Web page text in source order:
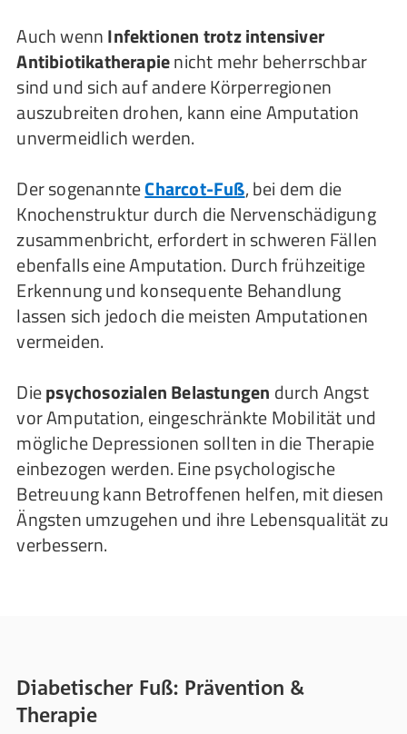
Auch wennInfektionen trotz intensiver
Antibiotikatherapienicht mehr beherrschbar
sind und sich auf andere Körperregionen
auszubreiten drohen, kann eine Amputation
unvermeidlich werden.
Der sogenannteCharcot-Fuß, bei dem die
Knochenstruktur durch die Nervenschädigung
zusammenbricht, erfordert in schweren Fällen
ebenfalls eine Amputation. Durch frühzeitige
Erkennung und konsequente Behandlung
lassen sich jedoch die meisten Amputationen
vermeiden.
Diepsychosozialen Belastungen durch Angst
vor Amputation, eingeschränkte Mobilität und
mögliche Depressionen sollten in die Therapie
einbezogen werden. Eine psychologische
Betreuung kann Betroffenen helfen, mit diesen
Ängsten umzugehen und ihre Lebensqualität zu
verbessern.
Diabetischer Fuß: Prävention &
Therapie